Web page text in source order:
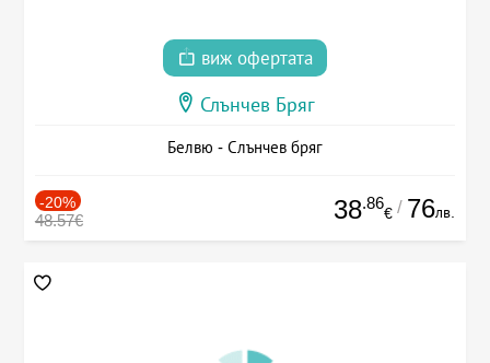
виж офертата
Слънчев Бряг
Белвю - Слънчев бряг
-20%
48.57€ 38.86
€ / 76лв.